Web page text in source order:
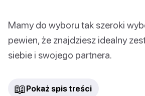
Mamy do wyboru tak szeroki
pewien, że znajdziesz idealny
siebie i swojego partnera.
📖 Pokaż spis treści